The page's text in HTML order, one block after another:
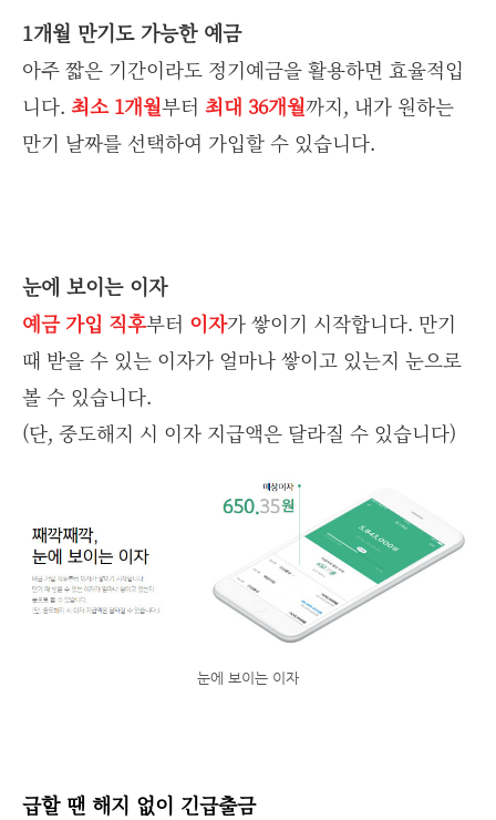
1개월 만기도 가능한 예금
아주 짧은 기간이라도 정기예금을 활용하면 효율적입
니다. 최소 1개월부터 최대 36개월까지, 내가 원하는
만기 날짜를 선택하여 가입할 수 있습니다.
눈에 보이는 이자
예금 가입 직후부터 이자가 쌓이기 시작합니다. 만기
때 받을 수 있는 이자가 얼마나 쌓이고 있는지 눈으로
볼 수 있습니다.
(단, 중도해지 시 이자 지급액은 달라질 수 있습니다)
눈에 보이는 이자
급할 땐 해지 없이 긴급출금